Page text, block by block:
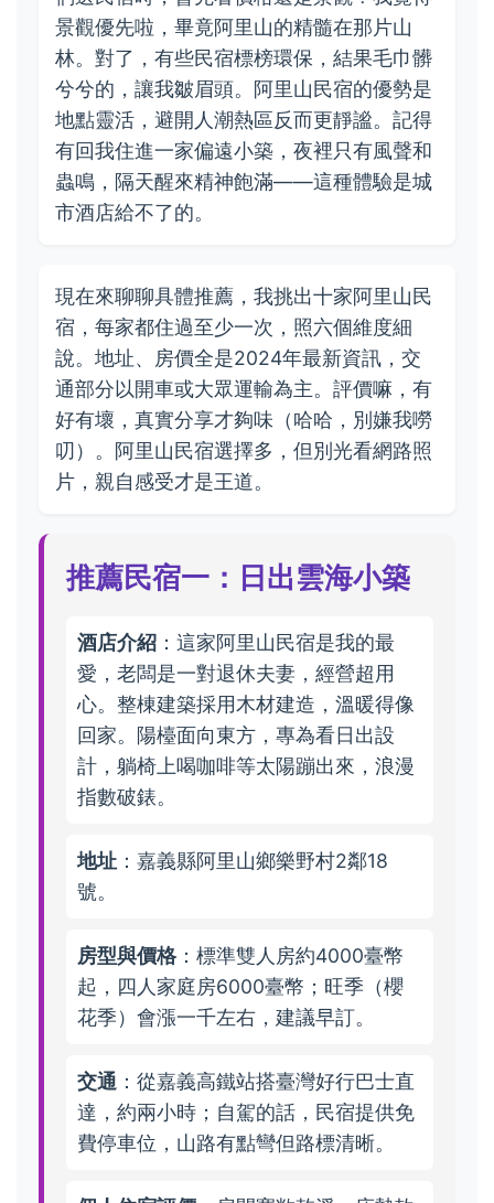
景觀優先啦，畢竟阿里山的精髓在那片山
林。對了，有些民宿標榜環保，結果毛巾髒
兮兮的，讓我皺眉頭。阿里山民宿的優勢是
地點靈活，避開人潮熱區反而更靜謐。記得
有回我住進一家偏遠小築，夜裡只有風聲和
蟲鳴，隔天醒來精神飽滿——這種體驗是城
市酒店給不了的。
現在來聊聊具體推薦，我挑出十家阿里山民
宿，每家都住過至少一次，照六個維度細
說。地址、房價全是2024年最新資訊，交
通部分以開車或大眾運輸為主。評價嘛，有
好有壞，真實分享才夠味（哈哈，別嫌我嘮
叨）。阿里山民宿選擇多，但別光看網路照
片，親自感受才是王道。
推薦民宿一：日出雲海小築
酒店介紹 ：這家阿里山民宿是我的最
愛，老闆是一對退休夫妻，經營超用
心。整棟建築採用木材建造，溫暖得像
回家。陽檯面向東方，專為看日出設
計，躺椅上喝咖啡等太陽蹦出來，浪漫
指數破錶。
地址 ：嘉義縣阿里山鄉樂野村2鄰18
號。
房型與價格：標準雙人房約4000臺幣
起，四人家庭房6000臺幣；旺季（櫻
花季）會漲一千左右，建議早訂。
交通 ：從嘉義高鐵站搭臺灣好行巴士直
達，約兩小時；自駕的話，民宿提供免
費停車位，山路有點彎但路標清晰。